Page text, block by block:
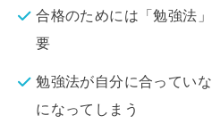
合格のためには「勉強法
要
勉強法が自分に合ってい
になってしまう